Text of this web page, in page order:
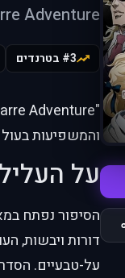
Adventure
#3 בטרנדים
והמשפיעות
על
דורות ויבשות,
על-טבעיים.